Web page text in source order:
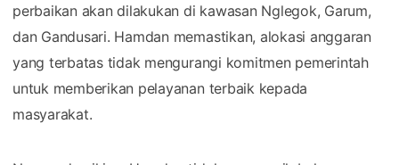
perbaikan akan dilakukan di kawasan Nglegok, Garum,
dan Gandusari. Hamdan memastikan, alokasi anggaran
yang terbatas tidak mengurangi komitmen pemerintah
untuk memberikan pelayanan terbaik kepada
masyarakat.